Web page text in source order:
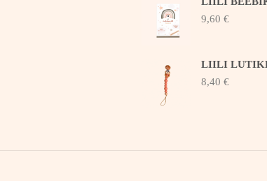
9,60 €
LIILI
8,40 €